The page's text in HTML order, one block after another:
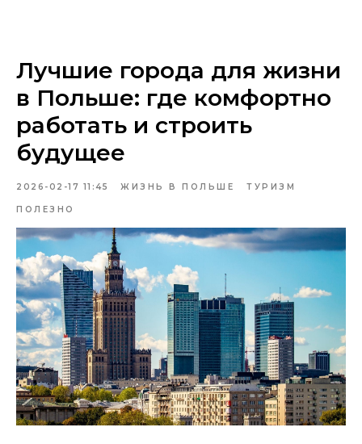
Лучшие города для жизни
в Польше: где комфортно
работать и строить
будущее
2026-02-17 11:45 ЖИЗНЬ В ПОЛЬШЕ ТУРИЗМ
ПОЛЕЗНО